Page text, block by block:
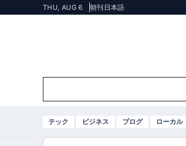
THU, AUG 6 朝刊 日本語
テック ビジネス ブログ ローカル